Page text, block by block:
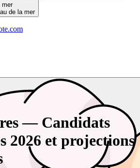
mer
de la mer
— Candidats
2026 et projections